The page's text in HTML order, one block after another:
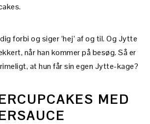
forbi og siger ‘hej’ af og til. Og Jytte
når han kommer på besøg. Så er
at hun får sin egen Jytte-kage?
MED